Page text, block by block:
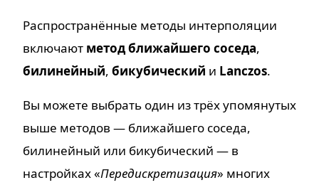
Распространённые методы интерполяции
включают метод ближайшего соседа,
билинейный, бикубический и Lanczos.
Вы можете выбрать один из трёх упомянутых
выше методов — ближайшего соседа,
билинейный или бикубический — в
настройках «Передискретизация» многих